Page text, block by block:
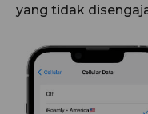
yang tidak